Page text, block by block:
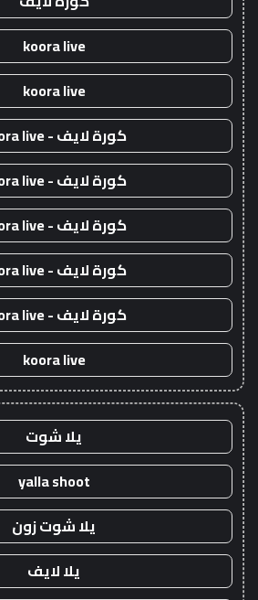
koora live
koora live
كورة لايف - koora live
كورة لايف - koora live
كورة لايف - koora live
كورة لايف - koora live
كورة لايف - koora live
koora live
يلا شوت
yalla shoot
يلا شوت زون
يلا لايف